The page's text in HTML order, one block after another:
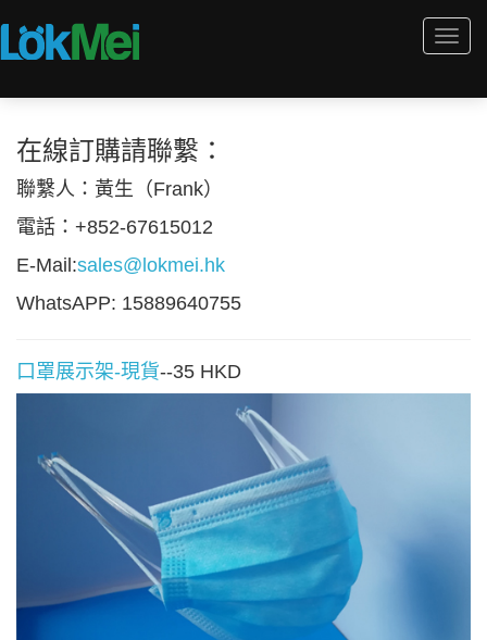
在線訂購請聯繫：
聯繫人：黃生（Frank）
電話：+852-67615012
E-Mail:sales@lokmei.hk
WhatsAPP: 15889640755
口罩展示架-現貨--35 HKD